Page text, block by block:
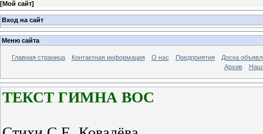
[Мой сайт]
Вход на сайт
Меню сайта
Главная страница Контактная информация О нас Предприятия
Доска
Архив
ТЕКСТ ГИМНА ВОС